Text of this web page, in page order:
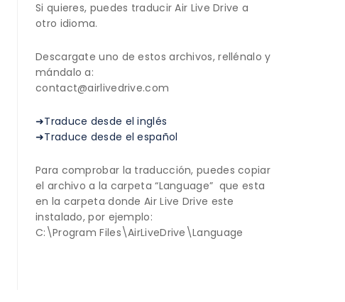
Si quieres, puedes traducir Air Live Drive a
otro idioma.
Descargate uno de estos archivos, rellénalo y
mándalo a:
contact@airlivedrive.com
➜Traduce desde el inglés
➜Traduce desde el español
Para comprobar la traducción, puedes copiar
el archivo a la carpeta “Language” que esta
en la carpeta donde Air Live Drive este
instalado, por ejemplo:
C:\Program Files\AirLiveDrive\Language